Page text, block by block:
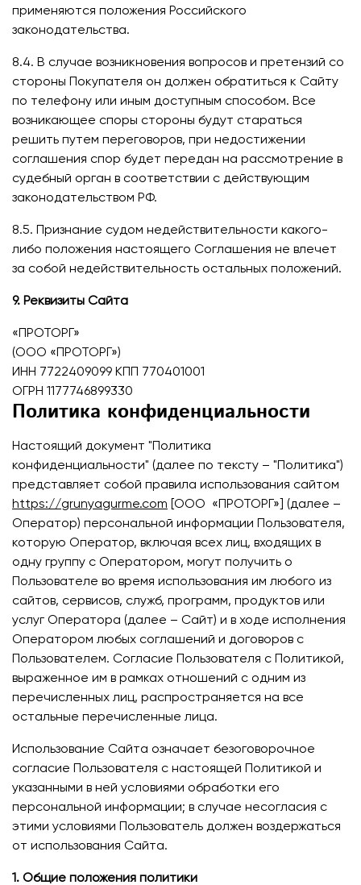
применяются положения Российского
законодательства.
8.4. В случае возникновения вопросов и претензий со
стороны Покупателя он должен обратиться к Сайту
по телефону или иным доступным способом. Все
возникающее споры стороны будут стараться
решить путем переговоров, при недостижении
соглашения спор будет передан на рассмотрение в
судебный орган в соответствии с действующим
законодательством РФ.
8.5. Признание судом недействительности какого-
либо положения настоящего Соглашения не влечет
за собой недействительность остальных положений.
9. Реквизиты Сайта
«ПРОТОРГ»
(ООО «ПРОТОРГ»)
ИНН 7722409099 КПП 770401001
ОГРН 1177746899330
Политика конфиденциальности
Настоящий документ "Политика
конфиденциальности" (далее по тексту – "Политика")
представляет собой правила использования сайтом
https://grunyagurme.com [ООО «ПРОТОРГ»] (далее –
Оператор) персональной информации Пользователя,
которую Оператор, включая всех лиц, входящих в
одну группу с Оператором, могут получить о
Пользователе во время использования им любого из
сайтов, сервисов, служб, программ, продуктов или
услуг Оператора (далее – Сайт) и в ходе исполнения
Оператором любых соглашений и договоров с
Пользователем. Согласие Пользователя с Политикой,
выраженное им в рамках отношений с одним из
перечисленных лиц, распространяется на все
остальные перечисленные лица.
Использование Сайта означает безоговорочное
согласие Пользователя с настоящей Политикой и
указанными в ней условиями обработки его
персональной информации; в случае несогласия с
этими условиями Пользователь должен воздержаться
от использования Сайта.
1. Общие положения политики